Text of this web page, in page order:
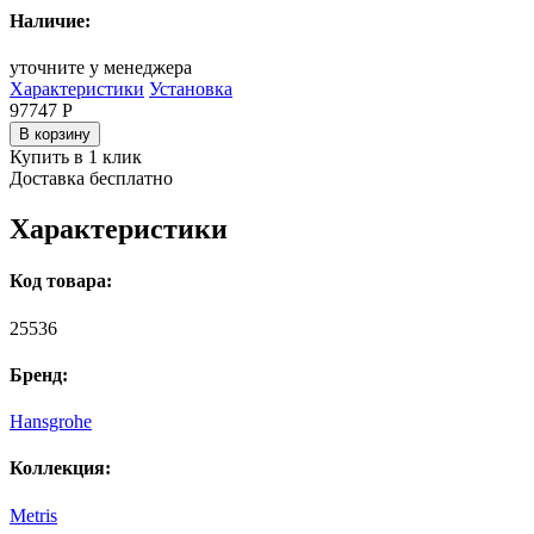
Наличие:
уточните у менеджера
Характеристики Установка
97747 Р
В корзину
Купить в 1 клик
Доставка бесплатно
Характеристики
Код товара:
25536
Бренд:
Hansgrohe
Коллекция:
Metris